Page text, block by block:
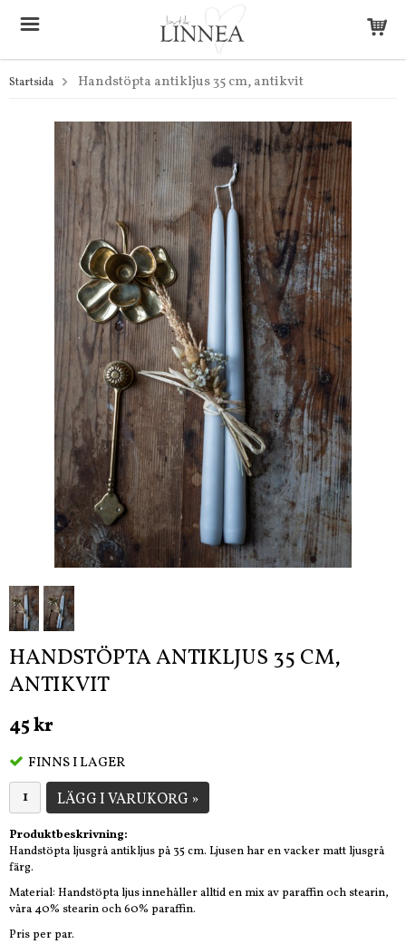
Startsida Handstöpta antikljus 35 cm, antikvit
HANDSTÖPTA ANTIKLJUS 35 CM,
ANTIKVIT
45 kr
FINNS I LAGER
LÄGG I VARUKORG »
Produktbeskrivning:
Handstöpta ljusgrå antikljus på 35 cm. Ljusen har en vacker matt ljusgrå
färg.
Material: Handstöpta ljus innehåller alltid en mix av paraffin och stearin,
våra 40% stearin och 60% paraffin.
Pris per par.